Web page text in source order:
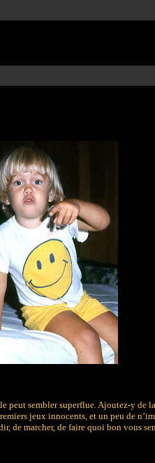
peut sembler superflue. Ajoutez-y de
jeux innocents, et un peu de
de marcher, de faire quoi bon vous